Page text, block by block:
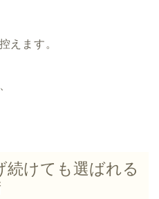
えます。
続けても選ばれる